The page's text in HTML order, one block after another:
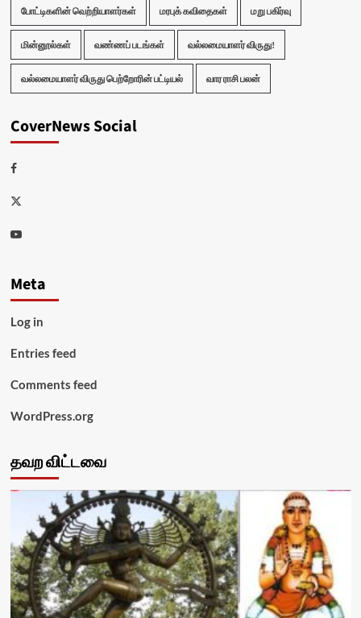
போட்டிகளின் வெற்றியாளர்கள் மரபுக் கவிதைகள் மறு பகிர்வு
மின்னூல்கள் வண்ணப் படங்கள் வல்லமையாளர் விருது!
வல்லமையாளர் விருது பெற்றோரின் பட்டியல் வார ராசி பலன்
CoverNews Social
Facebook
Twitter
Youtube
Meta
Log in
Entries feed
Comments feed
WordPress.org
தவற விட்டவை